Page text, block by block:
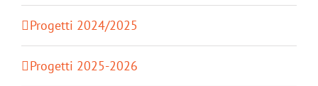
Progetti 2024/2025
Progetti 2025-2026